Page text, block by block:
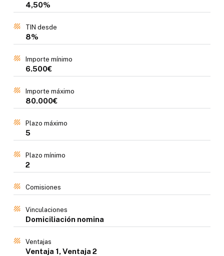
4,50%
TIN desde
8%
Importe mínimo
6.500€
Importe máximo
80.000€
Plazo máximo
5
Plazo mínimo
2
Comisiones
Vinculaciones
Domiciliación nomina
Ventajas
Ventaja 1, Ventaja 2